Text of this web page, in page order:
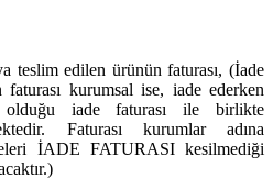
teslim edilen ürünün faturası, (İade
kurumsal ise, iade ederken
olduğu iade faturası ile birlikte
Faturası kurumlar adına
İADE FATURASI kesilmediği